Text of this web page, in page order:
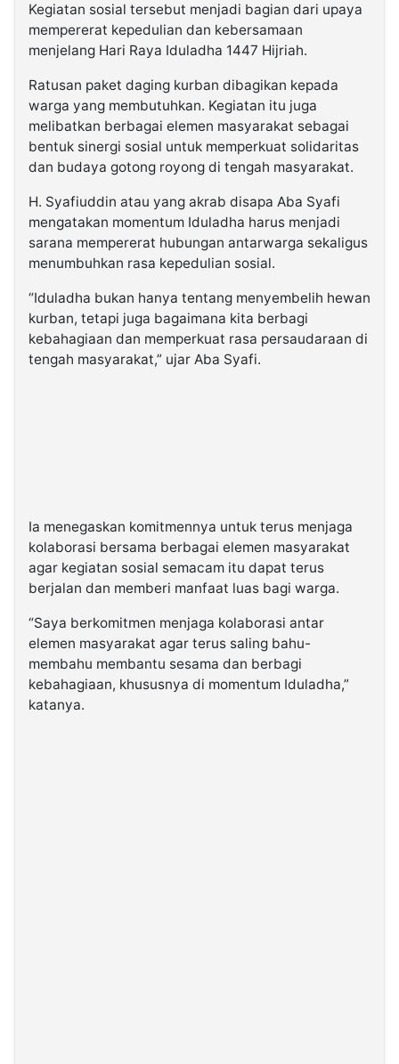
Kegiatan sosial tersebut menjadi bagian dari upaya
mempererat kepedulian dan kebersamaan
menjelang Hari Raya Iduladha 1447 Hijriah.
Ratusan paket daging kurban dibagikan kepada
warga yang membutuhkan. Kegiatan itu juga
melibatkan berbagai elemen masyarakat sebagai
bentuk sinergi sosial untuk memperkuat solidaritas
dan budaya gotong royong di tengah masyarakat.
H. Syafiuddin atau yang akrab disapa Aba Syafi
mengatakan momentum Iduladha harus menjadi
sarana mempererat hubungan antarwarga sekaligus
menumbuhkan rasa kepedulian sosial.
“Iduladha bukan hanya tentang menyembelih hewan
kurban, tetapi juga bagaimana kita berbagi
kebahagiaan dan memperkuat rasa persaudaraan di
tengah masyarakat,” ujar Aba Syafi.
Ia menegaskan komitmennya untuk terus menjaga
kolaborasi bersama berbagai elemen masyarakat
agar kegiatan sosial semacam itu dapat terus
berjalan dan memberi manfaat luas bagi warga.
“Saya berkomitmen menjaga kolaborasi antar
elemen masyarakat agar terus saling bahu-
membahu membantu sesama dan berbagi
kebahagiaan, khususnya di momentum Iduladha,”
katanya.